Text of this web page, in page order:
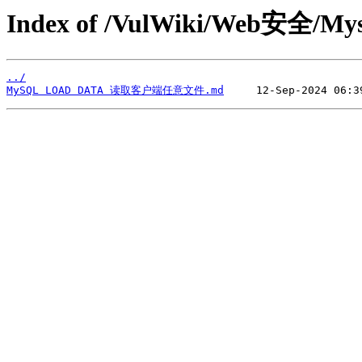
Index of /VulWiki/Web安全/
../
MySQL LOAD DATA 读取客户端任意文件.md